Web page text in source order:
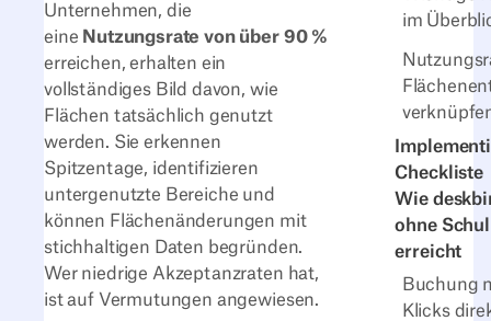
im
Checkliste
Wie
ohne
erreicht
Buchung
Klicks
Unternehmen, die
eine Nutzungsrate von über 90 %
erreichen, erhalten ein
vollständiges Bild davon, wie
Flächen tatsächlich genutzt
werden. Sie erkennen
Spitzentage, identifizieren
untergenutzte Bereiche und
können Flächenänderungen mit
stichhaltigen Daten begründen.
Wer niedrige Akzeptanzraten hat,
ist auf Vermutungen angewiesen.